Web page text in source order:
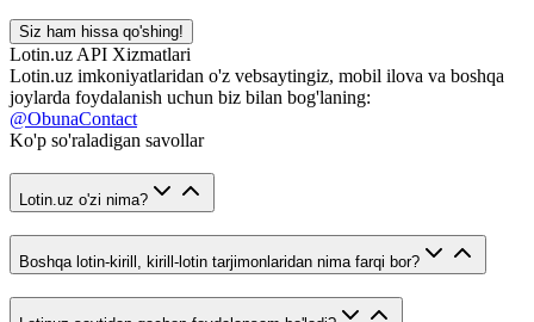
Siz ham hissa qo'shing!
Lotin.uz API Xizmatlari
Lotin.uz imkoniyatlaridan o'z vebsaytingiz, mobil ilova va boshqa
joylarda foydalanish uchun biz bilan bog'laning:
@ObunaContact
Ko'p so'raladigan savollar
Lotin.uz o'zi nima?
Boshqa lotin-kirill, kirill-lotin tarjimonlaridan nima farqi bor?